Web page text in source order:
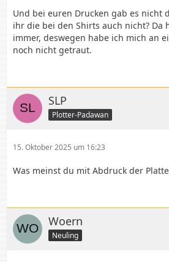
Und bei euren Drucken gab es nicht
ihr die bei den Shirts auch nicht? Da
immer, deswegen habe ich mich an
noch nicht getraut.
SLP
Plotter-Padawan
15. Oktober 2025 um 16:23
Was meinst du mit Abdruck der
Woern
Neuling